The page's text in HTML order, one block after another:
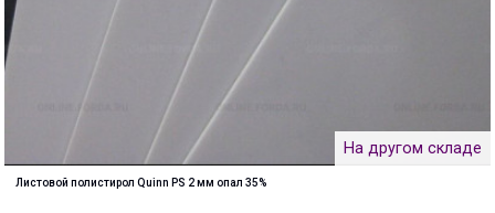
На другом складе
Листовой полистирол Quinn PS 2 мм опал 35%